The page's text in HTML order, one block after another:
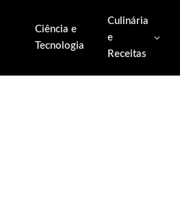
Ciência e
Tecnologia
Culinária
e
Receitas